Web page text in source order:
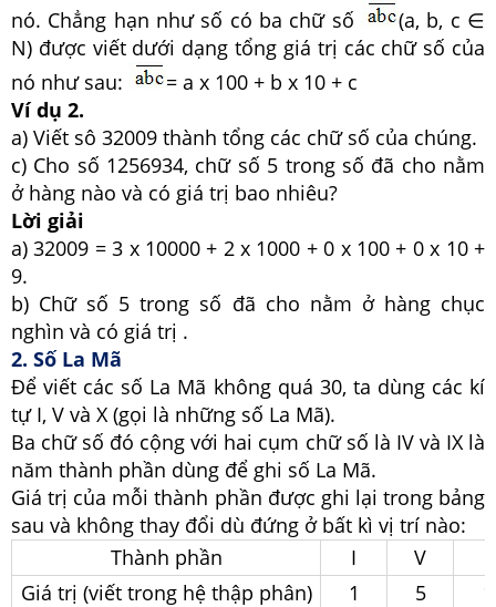
nó. Chẳng hạn như số có ba chữ số
(a, b, c ∈
N) được viết dưới dạng tổng giá trị các chữ số của
nó như sau:
= a x 100 + b x 10 + c
Ví dụ 2.
a) Viết sô 32009 thành tổng các chữ số của chúng.
c) Cho số 1256934, chữ số 5 trong số đã cho nằm
ở hàng nào và có giá trị bao nhiêu?
Lời giải
a) 32009 = 3 x 10000 + 2 x 1000 + 0 x 100 + 0 x 10 +
9.
b) Chữ số 5 trong số đã cho nằm ở hàng chục
nghìn và có giá trị .
2. Số La Mã
Để viết các số La Mã không quá 30, ta dùng các kí
tự I, V và X (gọi là những số La Mã).
Ba chữ số đó cộng với hai cụm chữ số là IV và IX là
năm thành phần dùng để ghi số La Mã.
Giá trị của mỗi thành phần được ghi lại trong bảng
sau và không thay đổi dù đứng ở bất kì vị trí nào:
Thành phần
I V
Giá trị (viết trong hệ thập phân)
1 5